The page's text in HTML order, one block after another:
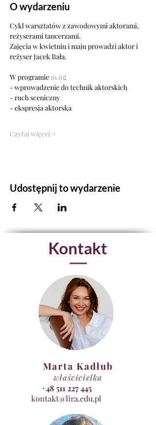
O wydarzeniu
Cykl warsztatów z zawodowymi aktorami,
reżyserami tancerzami.
Zajęcia w kwietniu i maju prowadzi aktor i
reżyser Jacek Bała.
W programie m.in:
- wprowadzenie do technik aktorskich
- ruch sceniczny
- ekspresja aktorska
Czytaj więcej >
Udostępnij to wydarzenie
Kontakt
Marta Kadłub
właścicielka
+48 511 227 445
kontakt@lira.edu.pl